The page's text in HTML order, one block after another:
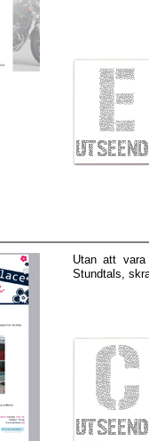
Utan att
Stundtals,